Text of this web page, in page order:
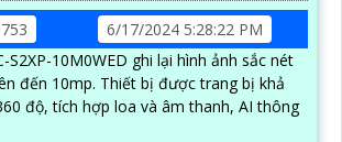
6/17/2024 5:28:22 PM
S2XP-10M0WED ghi lại hình ảnh sắc nét
bị được trang bị khả
độ, tích hợp loa và âm thanh, AI thông